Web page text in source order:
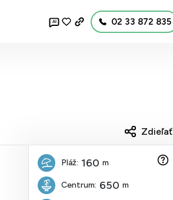
AI 02 33 872 835
Zdieľať
Pláž: 160 m
Centrum: 650 m